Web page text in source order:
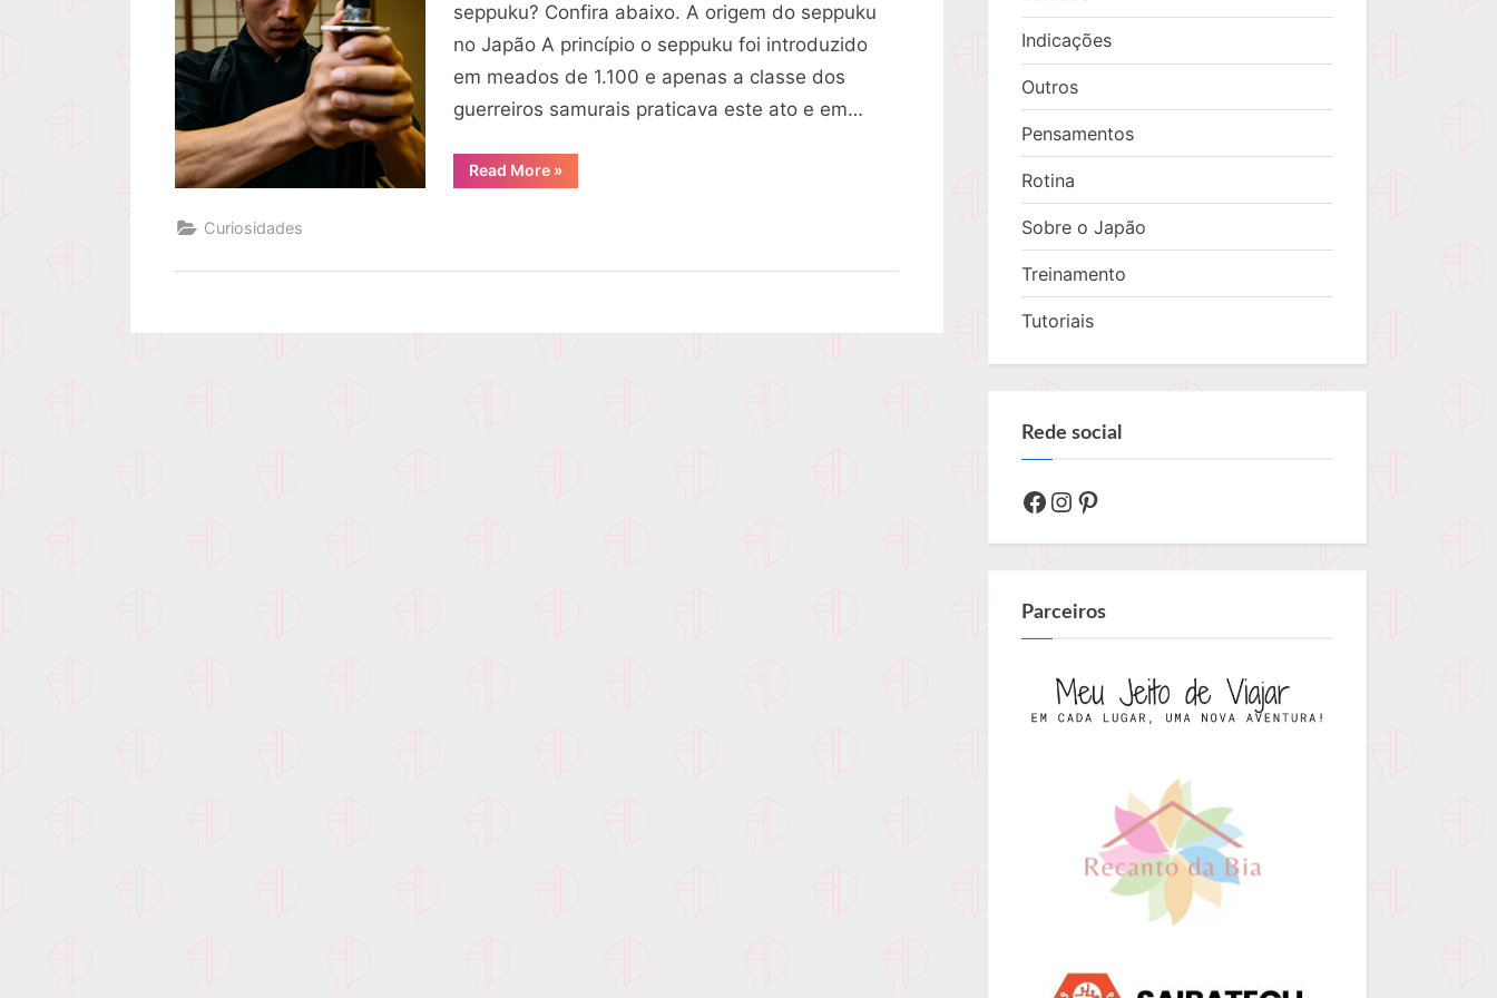
samurai?
seppuku? Confira abaixo. A origem do seppuku
no Japão A princípio o seppuku foi introduzido
em meados de 1.100 e apenas a classe dos
guerreiros samurais praticava este ato e em…
Read More“O
que
»
Curiosidades
Indicações
Outros
Pensamentos
Rotina
Sobre o Japão
Treinamento
Tutoriais
Rede social
Facebook
Instagram
Pinterest
Parceiros